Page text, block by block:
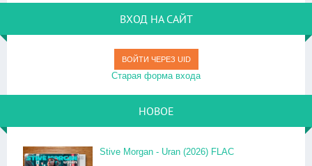
ВХОД НА САЙТ
ВОЙТИ ЧЕРЕЗ UID
Старая форма входа
НОВОЕ
Stive Morgan - Uran (2026) FLAC